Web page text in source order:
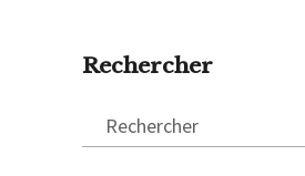
Rechercher
Search
for: